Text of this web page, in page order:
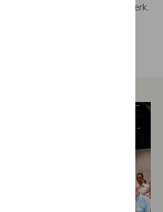
voor liefhebbers van het merk.
met CUPRA, we